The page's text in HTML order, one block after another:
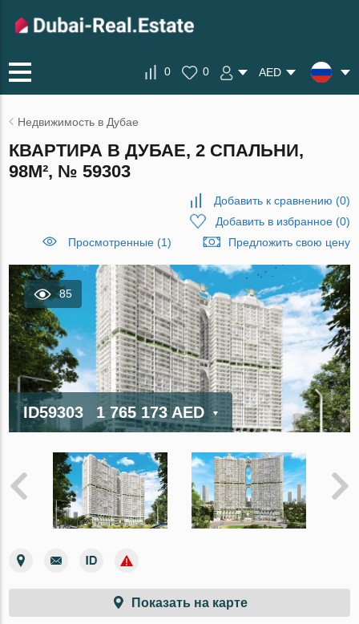
0 0 AED
Недвижимость в Дубае
КВАРТИРА В ДУБАЕ, 2 СПАЛЬНИ,
98М², № 59303
Добавить к сравнению (0)
Добавить в избранное(0)
Просмотренные (1)
Предложить свою цену
85
ID59303 1 765 173 AED
Показать на карте